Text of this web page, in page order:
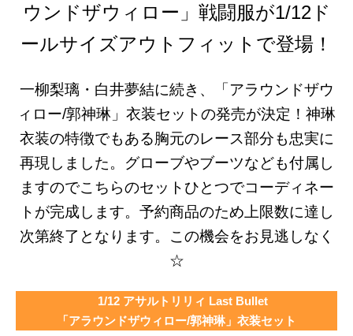
ウンドザウィロー」戦闘服が1/12ド
ールサイズアウトフィットで登場！
一柳梨璃・白井夢結に続き、「アラウンドザウ
ィロー/郭神琳」衣装セットの発売が決定！神琳
衣装の特徴でもある胸元のレース部分も忠実に
再現しました。グローブやブーツなども付属し
ますのでこちらのセットひとつでコーディネー
トが完成します。予約商品のため上限数に達し
次第終了となります。
この機会をお見逃しなく
☆
1/12 アサルトリリィ Last Bullet
「アラウンドザウィロー/郭神琳」衣装セット